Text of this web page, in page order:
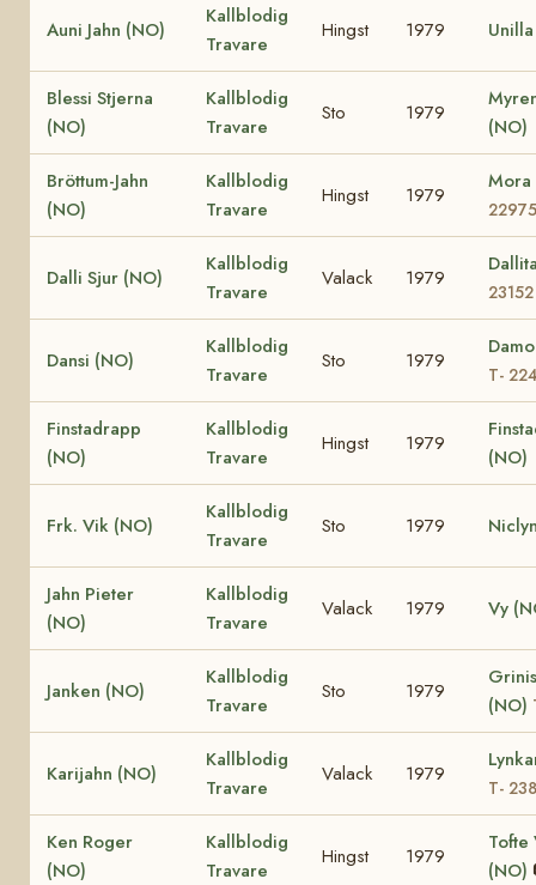
Auni Jahn (NO)
Kallblodig
Travare
Hingst 1979
Blessi Stjerna
(NO)
Kallblodig
Travare
Sto 1979
(NO)
Bröttum-Jahn
(NO)
Kallblodig
Travare
Hingst 1979
22975
Dalli Sjur (NO)
Kallblodig
Travare
Valack 1979
23152
Dansi (NO)
Kallblodig
Travare
Sto 1979
T-
Finstadrapp
(NO)
Kallblodig
Travare
Hingst 1979
(NO)
Frk. Vik (NO)
Kallblodig
Travare
Sto 1979
Jahn Pieter
(NO)
Kallblodig
Travare
Valack 1979 Vy
Janken (NO)
Kallblodig
Travare
Sto 1979
(NO)
Karijahn (NO)
Kallblodig
Travare
Valack 1979
T-
Ken Roger
(NO)
Kallblodig
Travare
Hingst 1979
Tofte
(NO)